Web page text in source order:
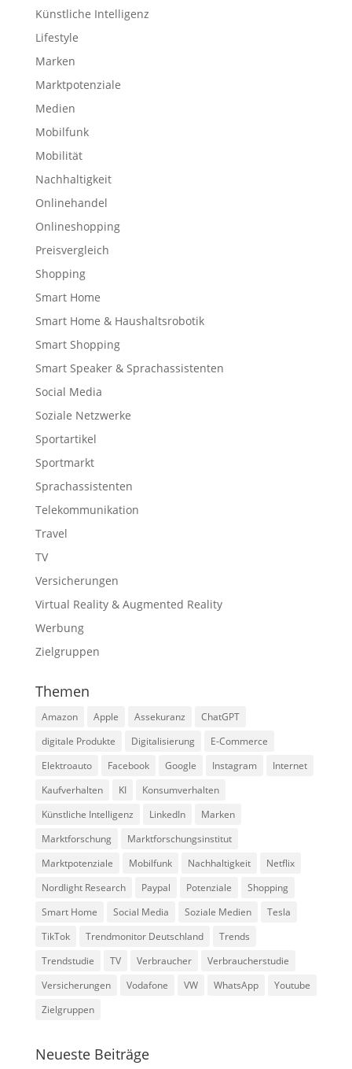
Künstliche Intelligenz
Lifestyle
Marken
Marktpotenziale
Medien
Mobilfunk
Mobilität
Nachhaltigkeit
Onlinehandel
Onlineshopping
Preisvergleich
Shopping
Smart Home
Smart Home & Haushaltsrobotik
Smart Shopping
Smart Speaker & Sprachassistenten
Social Media
Soziale Netzwerke
Sportartikel
Sportmarkt
Sprachassistenten
Telekommunikation
Travel
TV
Versicherungen
Virtual Reality & Augmented Reality
Werbung
Zielgruppen
Themen
Amazon Apple Assekuranz
ChatGPT
digitale Produkte
Digitalisierung
E-Commerce
Elektroauto
Facebook Google Instagram
Internet
Kaufverhalten
KI
Konsumverhalten
Künstliche Intelligenz
LinkedIn
Marken
Marktforschung
Marktforschungsinstitut
Marktpotenziale
Mobilfunk Nachhaltigkeit
Netflix
Nordlight Research
Paypal Potenziale
Shopping
Smart Home
Social Media Soziale Medien
Tesla
TikTok
Trendmonitor Deutschland
Trends
Trendstudie
TV Verbraucher
Verbraucherstudie
Versicherungen
Vodafone VW WhatsApp
Youtube
Zielgruppen
Neueste Beiträge